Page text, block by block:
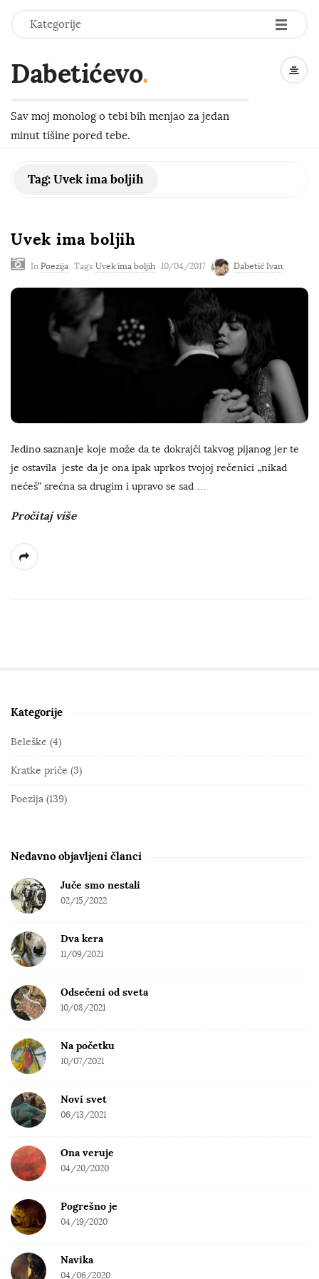
Kategorije -
-
-
Dabetićevo.
Sav moj monolog o tebi bih menjao za jedan
minut tišine pored tebe.
Tag:Uvek ima boljih
Uvek ima boljih
In Poezija Tags Uvek ima boljih 10/04/2017 Dabetić Ivan
Jedino saznanje koje može da te dokrajči takvog pijanog jer te
je ostavila jeste da je ona ipak uprkos tvojoj rečenici „nikad
nećeš” srećna sa drugim i upravo se sad …
Pročitaj više
S
i
e
S
e
a
r
Kategorije
Beleške (4)
Kratke priče (3)
Poezija (139)
Nedavno objavljeni članci
Juče smo nestali
02/15/2022
Dva kera
11/09/2021
Odsečeni od sveta
10/08/2021
Na početku
10/07/2021
Novi svet
06/13/2021
Ona veruje
04/20/2020
Pogrešno je
04/19/2020
Navika
04/06/2020